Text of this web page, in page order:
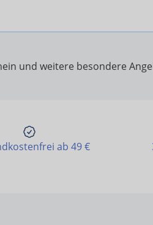
und weitere besondere
ab 49 €